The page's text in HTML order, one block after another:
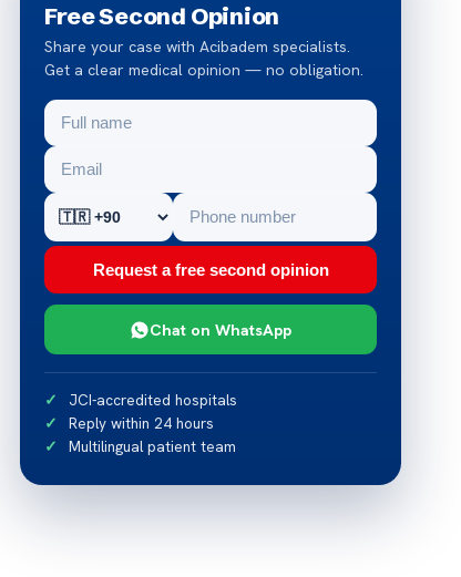
Free Second Opinion
Share your case with Acibadem specialists.
Get a clear medical opinion — no obligation.
Request a free second opinion
Chat on WhatsApp
JCI-accredited hospitals
Reply within 24 hours
Multilingual patient team